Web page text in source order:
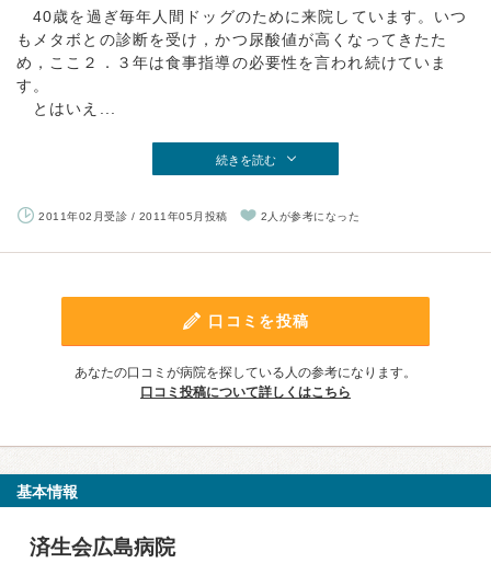
40歳を過ぎ毎年人間ドッグのために来院しています。いつ
もメタボとの診断を受け，かつ尿酸値が高くなってきたた
め，ここ２．３年は食事指導の必要性を言われ続けていま
す。
とはいえ...
続きを読む
2011年02月受診 / 2011年05月投稿 2人が参考になった
口コミを投稿
あなたの口コミが病院を探している人の参考になります。
口コミ投稿について詳しくはこちら
基本情報
済生会広島病院